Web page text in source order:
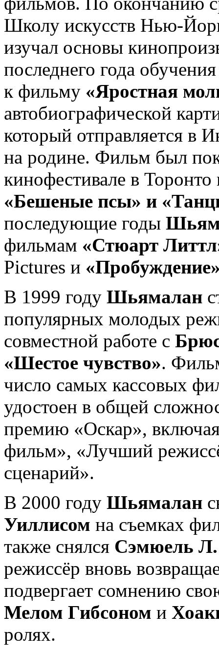
Школу искусств Нью-
изучал основы
последнего года
к фильму «Яростная
автобиографической
который отправляется в
на родине. Фильм был
кинофестивале в
«Бешеные псы» и
последующие годы
фильмам «Стюарт
Pictures и
В 1999 году Шьямалан
популярных молодых
совместной работе с
«Шестое чувство».
число самых кассовых
удостоен в общей
премию «Оскар»,
фильм», «Лучший
сценарий».
В 2000 году Шьямалан
Уиллисом на съемках
также снялся Сэмюель
режиссёр вновь
подвергает сомнению
Мелом Гибсоном и
ролях.